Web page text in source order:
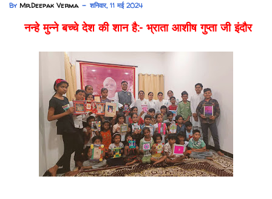
By Mr.Deepak Verma शनिवार, 11 मई 2024
नन्हे मुन्ने बच्चे देश की शान है:- भ्राता आशीष गुप्ता जी इंदौर